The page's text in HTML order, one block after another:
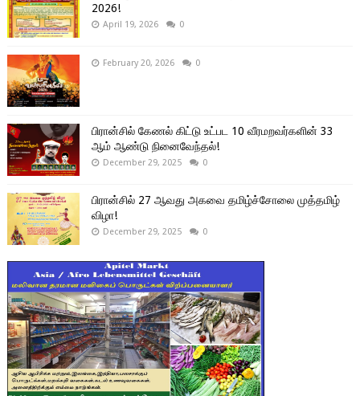
2026!
April 19, 2026 0
February 20, 2026 0
பிரான்சில் கேணல் கிட்டு உட்பட 10 வீரமறவர்களின் 33
ஆம் ஆண்டு நினைவேந்தல்!
December 29, 2025 0
பிரான்சில் 27 ஆவது அகவை தமிழ்ச்சோலை முத்தமிழ்
விழா!
December 29, 2025 0